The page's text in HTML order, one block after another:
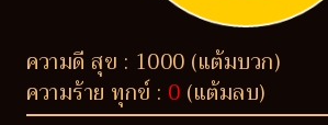
ความดี สุข : 1000 (แต้มบวก)
ความร้าย ทุกข์ : 0 (แต้มลบ)